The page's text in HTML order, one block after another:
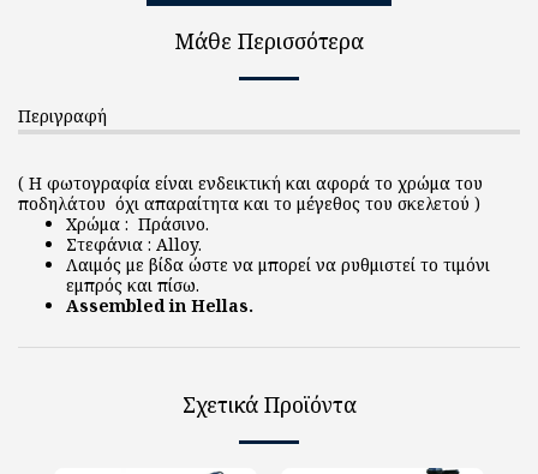
Μάθε Περισσότερα
Περιγραφή
( Η φωτογραφία είναι ενδεικτική και αφορά το χρώμα του
ποδηλάτου όχι απαραίτητα και το μέγεθος του σκελετού )
Χρώμα : Πράσινο.
Στεφάνια : Alloy.
Λαιμός με βίδα ώστε να μπορεί να ρυθμιστεί το τιμόνι
εμπρός και πίσω.
Assembled in Hellas.
Σχετικά Προϊόντα